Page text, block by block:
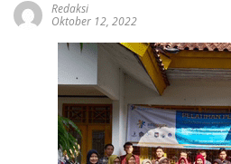
Redaksi
Oktober 12, 2022